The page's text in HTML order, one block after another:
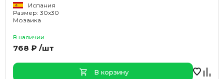
Испания
Размер: 30x30
Мозаика
В наличии
768 ₽ /шт
В корзину